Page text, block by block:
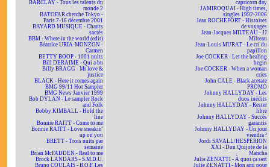
BARCLAY - Tous les talents du
monde 2
BATOFAR cherche Tokyo -
Paris 7-16 décembre 2001
BAYARD MUSIQUE - Chants
sacrés
BBM - Where in the world (edit)
Béatrice URIA-MONZON -
Carmen
BETTY BOOP - 1001 nuits
Bill DERAIME - Qui a bu
Billy BRAGG - Mr love &
justice
BLACK - Here it comes again
BMG 99/11 Hot Sampler
BMG News Janvier 1999
Bob DYLAN - Le sampler Rock
and Folk
Bobby KIMBALL - Hold the
line
Bonnie RAITT - Come to me
Bonnie RAITT - Love sneakin'
up on you
BRETT - Trois nuits par
semaine
Brian McFADDEN - Real to me
Brock LANDARS - S.M.D.U.
Bruno COULAIS - B.O.F. Les
capricorn day
JAMIROQUAI - High times,
singles 1992-2006
Jean ROCHEFORT - Histoires
de voyages
Jean-Jacques MILTEAU - JJ
Milteau
Jean-Louis MURAT - Le cri du
papillon
Joe COCKER - Let the healing
begin
Joe COCKER - When a woman
cries
John CALE - Black acetate
PROMO
Johnny HALLYDAY - Les
duos inédits
Johnny HALLYDAY - Rester
libre
Johnny HALLYDAY - Succès
garantis
Johnny HALLYDAY - Un jour
viendra ²
Jordi SAVALL/HESPERION
XXI - Don Quijote de la
Mancha
Julie ZENATTI - À quoi ça sert
Julie ZENATTI - Mon ami pour